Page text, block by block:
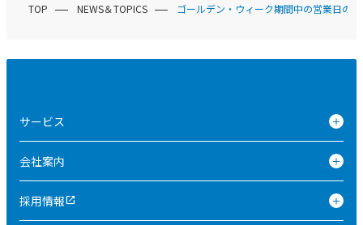
TOP NEWS＆TOPICS ゴールデン・ウィーク期間中の営業日の
サービス
会社案内
採用情報open_in_new